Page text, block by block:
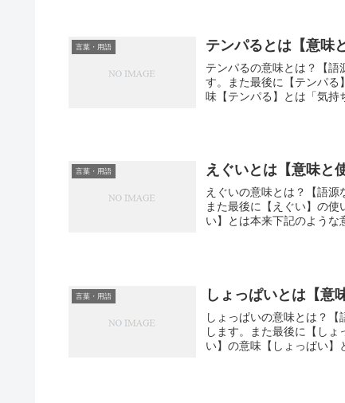
言葉・用語 テンパるとは【意味
テンパるの意味とは？【語
す。また最後に【テンパる
味【テンパる】とは「気持
言葉・用語 えぐいとは【意味と
えぐいの意味とは？【語源
また最後に【えぐい】の
い】とは本来下記のような
言葉・用語 しょっぱいとは【意
しょっぱいの意味とは？
します。また最後に【し
い】の意味【しょっぱい】